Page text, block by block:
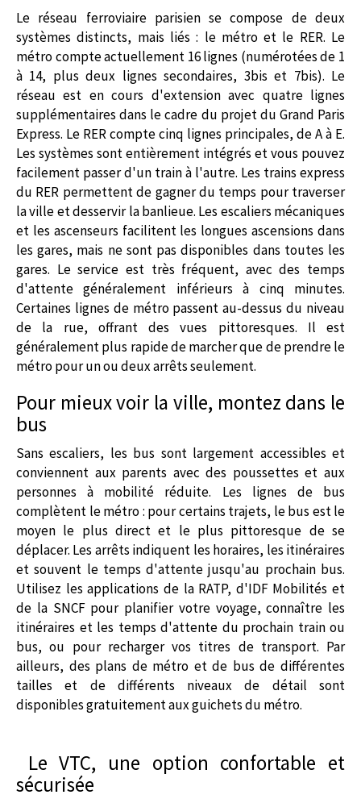
Le réseau ferroviaire parisien se compose de deux
systèmes distincts, mais liés : le métro et le RER. Le
métro compte actuellement 16 lignes (numérotées de 1
à 14, plus deux lignes secondaires, 3bis et 7bis). Le
réseau est en cours d'extension avec quatre lignes
supplémentaires dans le cadre du projet du Grand Paris
Express. Le RER compte cinq lignes principales, de A à E.
Les systèmes sont entièrement intégrés et vous pouvez
facilement passer d'un train à l'autre. Les trains express
du RER permettent de gagner du temps pour traverser
la ville et desservir la banlieue. Les escaliers mécaniques
et les ascenseurs facilitent les longues ascensions dans
les gares, mais ne sont pas disponibles dans toutes les
gares. Le service est très fréquent, avec des temps
d'attente généralement inférieurs à cinq minutes.
Certaines lignes de métro passent au-dessus du niveau
de la rue, offrant des vues pittoresques. Il est
généralement plus rapide de marcher que de prendre le
métro pour un ou deux arrêts seulement.
Pour mieux voir la ville, montez dans le
bus
Sans escaliers, les bus sont largement accessibles et
conviennent aux parents avec des poussettes et aux
personnes à mobilité réduite. Les lignes de bus
complètent le métro : pour certains trajets, le bus est le
moyen le plus direct et le plus pittoresque de se
déplacer. Les arrêts indiquent les horaires, les itinéraires
et souvent le temps d'attente jusqu'au prochain bus.
Utilisez les applications de la RATP, d'IDF Mobilités et
de la SNCF pour planifier votre voyage, connaître les
itinéraires et les temps d'attente du prochain train ou
bus, ou pour recharger vos titres de transport. Par
ailleurs, des plans de métro et de bus de différentes
tailles et de différents niveaux de détail sont
disponibles gratuitement aux guichets du métro.
Le VTC, une option confortable et
sécurisée